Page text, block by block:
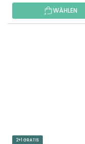
WÄHLEN
2+1 GRATIS